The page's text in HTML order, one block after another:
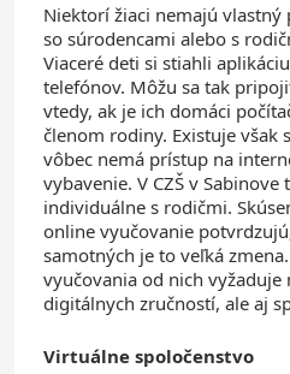
Niektorí žiaci nemajú vlastný
so súrodencami alebo s
Viaceré deti si stiahli
telefónov. Môžu sa tak
vtedy, ak je ich domáci
členom rodiny. Existuje však
vôbec nemá prístup na
vybavenie. V CZŠ v
individuálne s rodičmi.
online vyučovanie
samotných je to veľká
vyučovania od nich vyžaduje
digitálnych zručností, ale aj
Virtuálne spoločenstvo